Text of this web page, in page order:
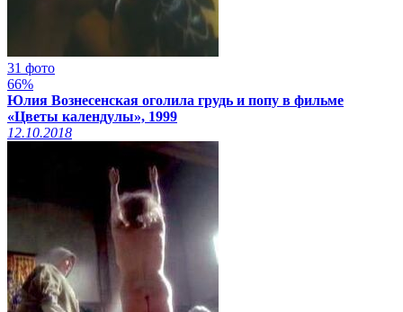
31 фото
66%
Юлия Вознесенская оголила грудь и попу в фильме
«Цветы календулы», 1999
12.10.2018